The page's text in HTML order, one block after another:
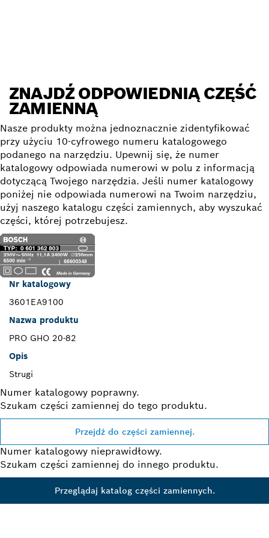
ZNAJDŹ ODPOWIEDNIĄ CZĘŚĆ
ZAMIENNĄ
Nasze produkty można jednoznacznie zidentyfikować
przy użyciu 10-cyfrowego numeru katalogowego
podanego na narzędziu. Upewnij się, że numer
katalogowy odpowiada numerowi w polu z informacją
dotyczącą Twojego narzędzia. Jeśli numer katalogowy
poniżej nie odpowiada numerowi na Twoim narzędziu,
użyj naszego katalogu części zamiennych, aby wyszukać
części, której potrzebujesz.
Nr katalogowy
3601EA9100
Nazwa produktu
PRO GHO 20-82
Opis
Strugi
Numer katalogowy poprawny.
Szukam części zamiennej do tego produktu.
Przejdź do części zamiennej.
Numer katalogowy nieprawidłowy.
Szukam części zamiennej do innego produktu.
Przeglądaj katalog części zamiennych.